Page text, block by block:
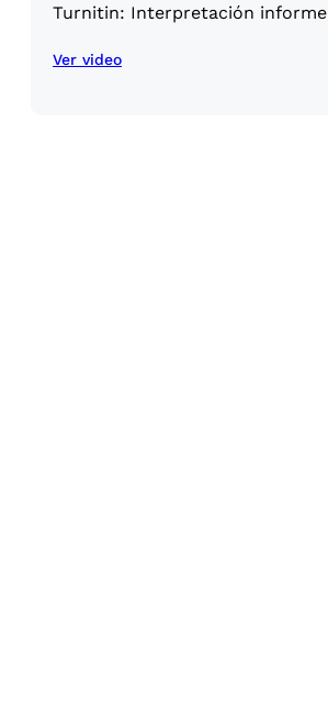
Turnitin: Interpretación informe
Ver video